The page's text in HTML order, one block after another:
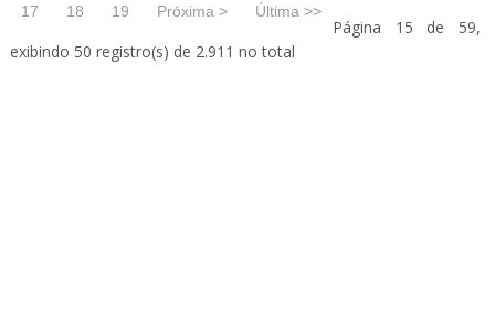
17
18 19 Próxima > Última >>
Página 15 de 59,
exibindo 50 registro(s) de 2.911 no total